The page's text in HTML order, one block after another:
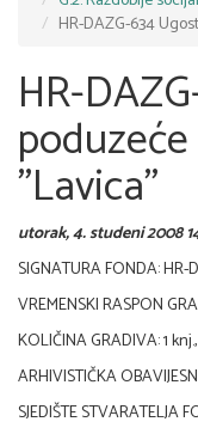
HR-DAZG-634
HR-
"Lavica"
utorak, 4. studeni 2008
SIGNATURA FONDA: HR-
VREMENSKI RASPON
KOLIČINA GRADIVA: 1
ARHIVISTIČKA
SJEDIŠTE STVARATELJA